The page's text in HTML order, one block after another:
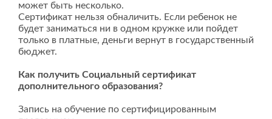
может быть несколько.
Сертификат нельзя обналичить. Если ребенок не
будет заниматься ни в одном кружке или пойдет
только в платные, деньги вернут в государственный
бюджет.
Как получить Социальный сертификат
дополнительного образования?
Запись на обучение по сертифицированным